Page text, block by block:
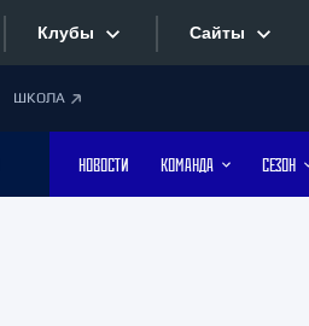
Клубы
Дивизион Боброва
Лада
Сайты
ШКОЛА
НОВОСТИ КОМАНДА СЕЗОН